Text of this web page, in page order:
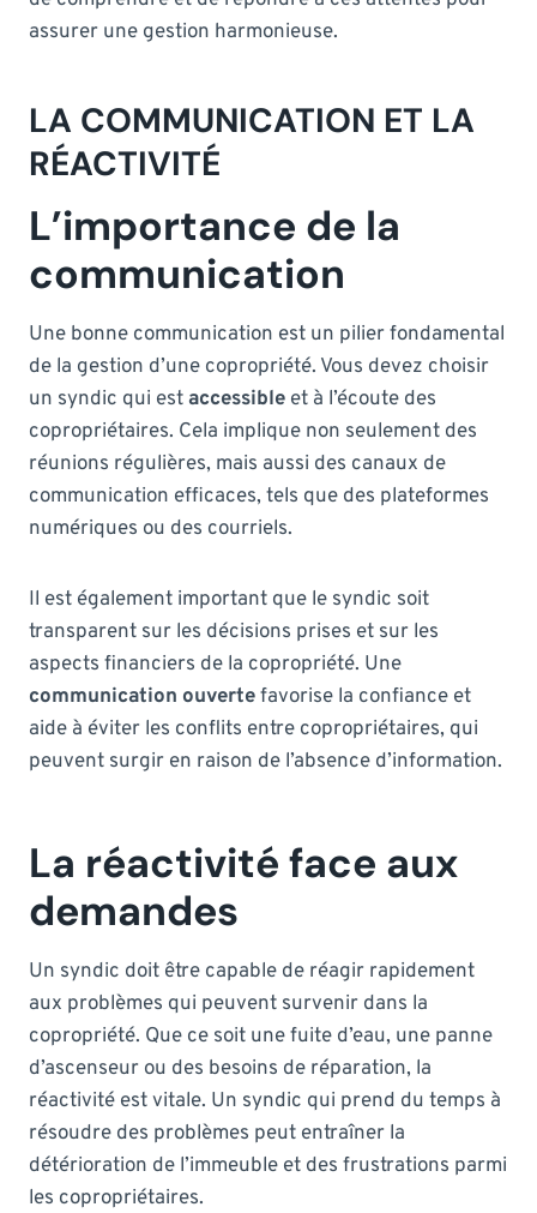
assurer une gestion harmonieuse.
LA COMMUNICATION ET LA
RÉACTIVITÉ
L’importance de la
communication
Une bonne communication est un pilier fondamental
de la gestion d’une copropriété. Vous devez choisir
un syndic qui estaccessible et à l’écoute des
copropriétaires. Cela implique non seulement des
réunions régulières, mais aussi des canaux de
communication efficaces, tels que des plateformes
numériques ou des courriels.
Il est également important que le syndic soit
transparent sur les décisions prises et sur les
aspects financiers de la copropriété. Une
communication ouvertefavorise la confiance et
aide à éviter les conflits entre copropriétaires, qui
peuvent surgir en raison de l’absence d’information.
La réactivité face aux
demandes
Un syndic doit être capable de réagir rapidement
aux problèmes qui peuvent survenir dans la
copropriété. Que ce soit une fuite d’eau, une panne
d’ascenseur ou des besoins de réparation, la
réactivité est vitale. Un syndic qui prend du temps à
résoudre des problèmes peut entraîner la
détérioration de l’immeuble et des frustrations parmi
les copropriétaires.